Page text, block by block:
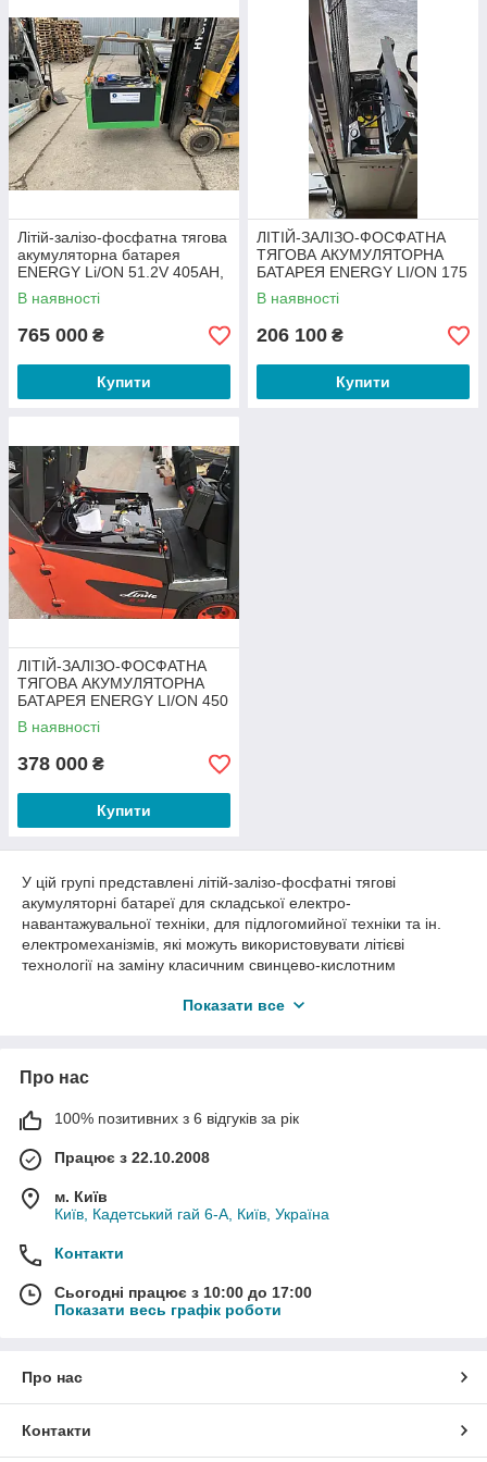
Літій-залізо-фосфатна тягова
акумуляторна батарея
ENERGY Li/ON 51.2V 405AH,
LiFePO4
В наявності
765 000 ₴
Купити
ЛІТІЙ-ЗАЛІЗО-ФОСФАТНА
ТЯГОВА АКУМУЛЯТОРНА
БАТАРЕЯ ENERGY LI/ON 175
АГ 25,6В, LiFePO4
В наявності
206 100 ₴
Купити
ЛІТІЙ-ЗАЛІЗО-ФОСФАТНА
ТЯГОВА АКУМУЛЯТОРНА
БАТАРЕЯ ENERGY LI/ON 450
АГ 25,6В, LiFePO4
В наявності
378 000 ₴
Купити
У цій групі представлені літій-залізо-фосфатні тягові
акумуляторні батареї для складської електро-
навантажувальної техніки, для підлогомийної техніки та ін.
електромеханізмів, які можуть використовувати літієві
технології на заміну класичним свинцево-кислотним
Наша компанія є офіційним імпортером торгових марок
Показати все
Про нас
100% позитивних з 6 відгуків за рік
Працює з 22.10.2008
м. Київ
Київ, Кадетський гай 6-А, Київ, Україна
Контакти
Сьогодні працює з 10:00 до 17:00
Показати весь графік роботи
Про нас
Контакти